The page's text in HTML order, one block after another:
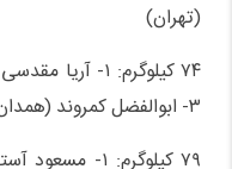
(تهران)
۳- ابوالفضل کمروند (همدان) و علی صبوری (آذربایجان شرقی)